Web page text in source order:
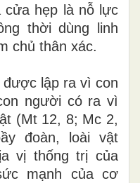
cửa hẹp là nỗ lực
thời dùng linh
chủ thân xác.
được lập ra vì con
người có ra vì
(Mt 12, 8; Mc 2,
đoàn, loài vật
vị thống trị của
mạnh của cơ